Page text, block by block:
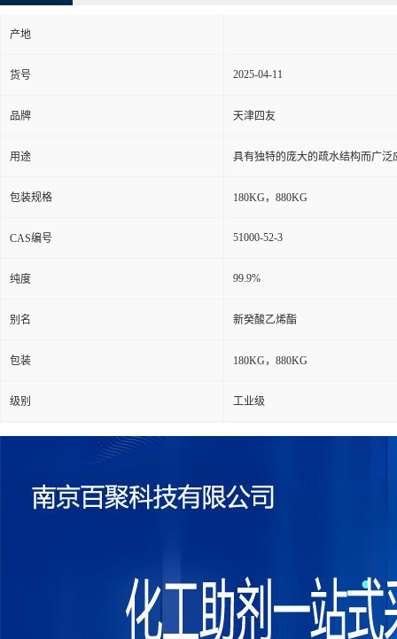
产地
货号 2025-04-11
品牌 天津四友
用途 具有独特的庞大的疏水结构而广
包装规格 180KG，880KG
CAS编号 51000-52-3
纯度 99.9%
别名 新癸酸乙烯酯
包装 180KG，880KG
级别 工业级